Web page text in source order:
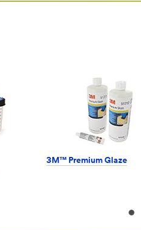
3M™ Premium Glaze